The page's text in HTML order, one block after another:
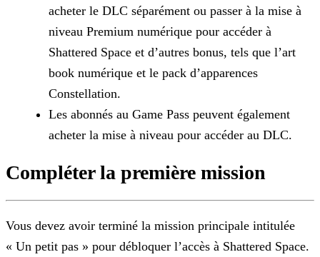
acheter le DLC séparément ou passer à la mise à
niveau Premium numérique pour accéder à
Shattered Space et d’autres bonus, tels que l’art
book numérique et le pack d’apparences
Constellation.
Les abonnés au Game Pass peuvent également
acheter la mise à niveau pour accéder au DLC.
Compléter la première mission
Vous devez avoir terminé la mission principale intitulée
« Un petit pas » pour débloquer l’accès à Shattered Space.